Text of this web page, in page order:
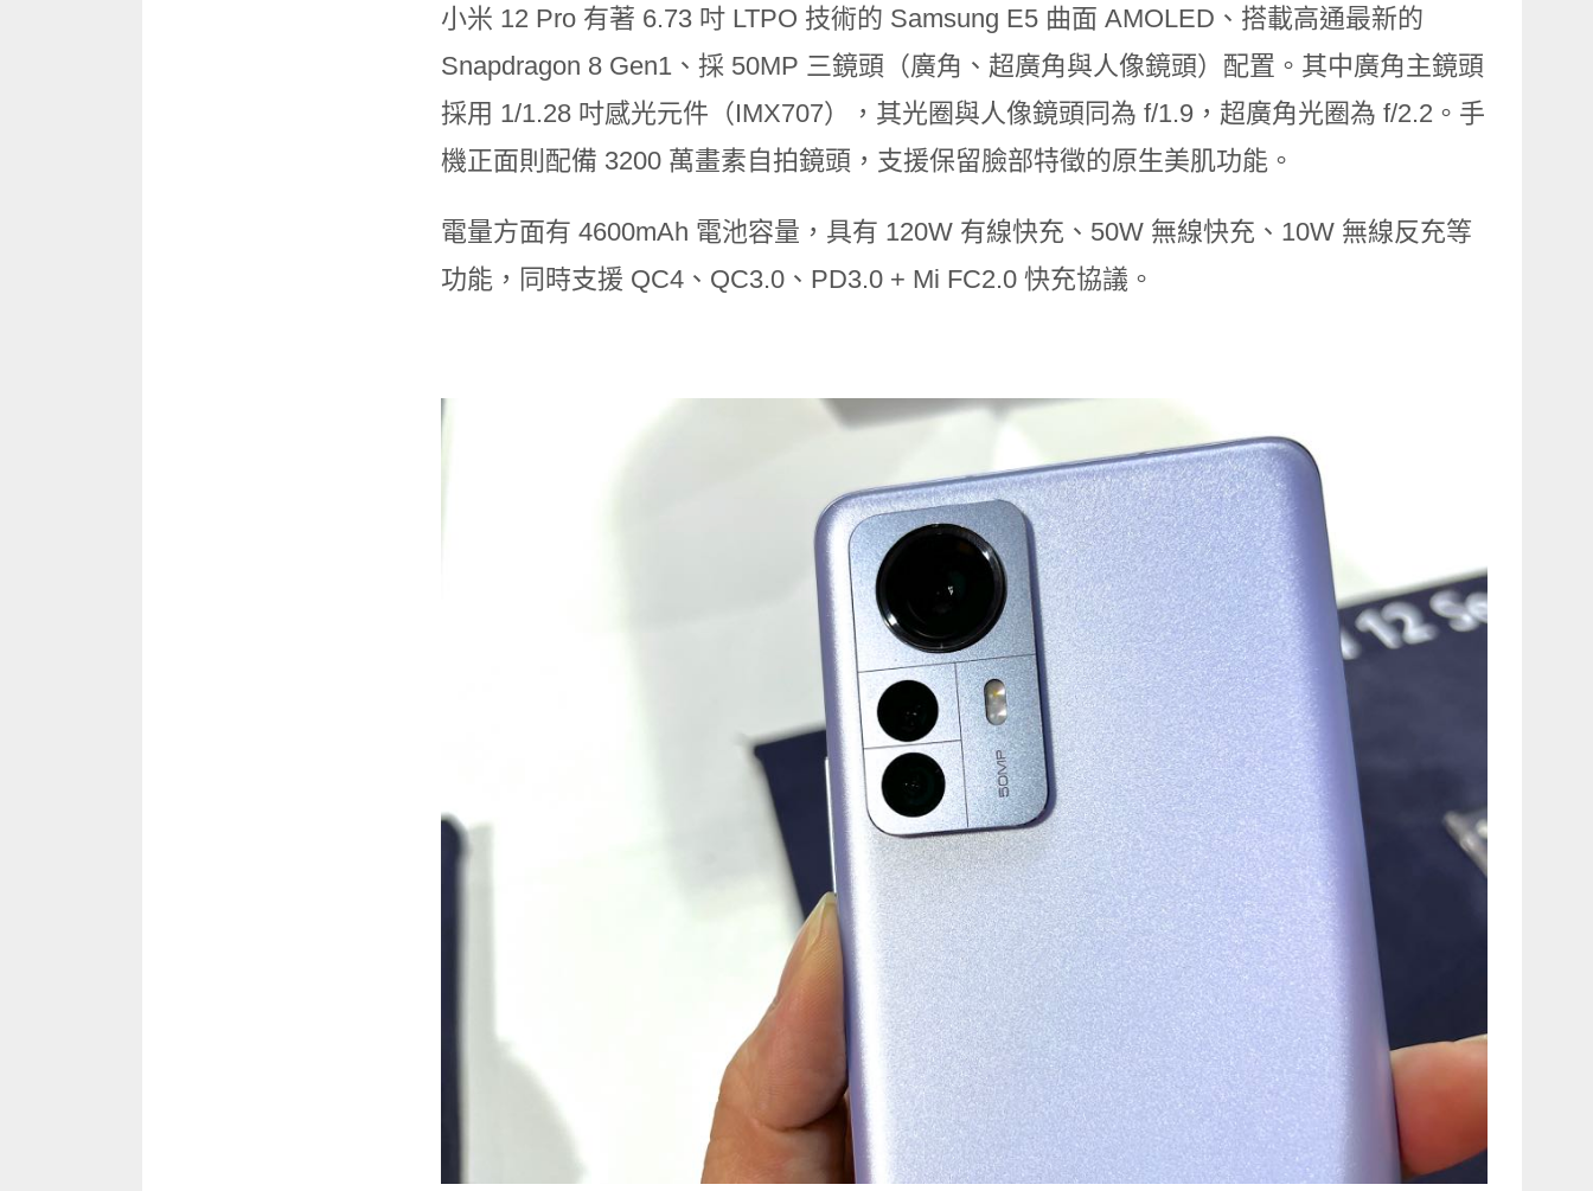
小米 12 Pro 有著 6.73 吋 LTPO 技術的 Samsung E5 曲面 AMOLED、搭載高通最新的
Snapdragon 8 Gen1、採 50MP 三鏡頭（廣角、超廣角與人像鏡頭）配置。其中廣角主鏡頭
採用 1/1.28 吋感光元件（IMX707），其光圈與人像鏡頭同為 f/1.9，超廣角光圈為 f/2.2。手
機正面則配備 3200 萬畫素自拍鏡頭，支援保留臉部特徵的原生美肌功能。
電量方面有 4600mAh 電池容量，具有 120W 有線快充、50W 無線快充、10W 無線反充等
功能，同時支援 QC4、QC3.0、PD3.0 + Mi FC2.0 快充協議。